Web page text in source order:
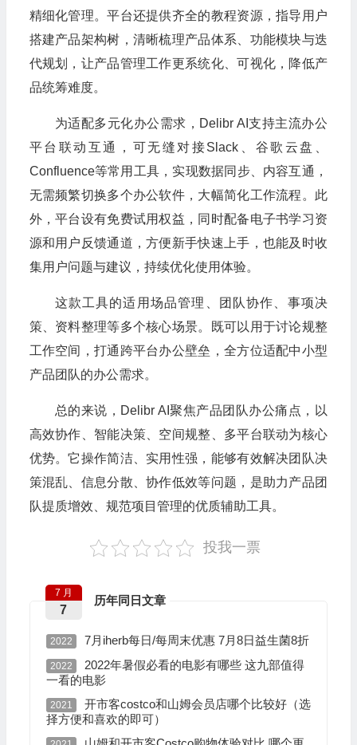
精细化管理。平台还提供齐全的教程资源，指导用户
搭建产品架构树，清晰梳理产品体系、功能模块与迭
代规划，让产品管理工作更系统化、可视化，降低产
品统筹难度。
为适配多元化办公需求，Delibr AI支持主流办公
平台联动互通，可无缝对接Slack、谷歌云盘、
Confluence等常用工具，实现数据同步、内容互通，
无需频繁切换多个办公软件，大幅简化工作流程。此
外，平台设有免费试用权益，同时配备电子书学习资
源和用户反馈通道，方便新手快速上手，也能及时收
集用户问题与建议，持续优化使用体验。
这款工具的适用场品管理、团队协作、事项决
策、资料整理等多个核心场景。既可以用于讨论规整
工作空间，打通跨平台办公壁垒，全方位适配中小型
产品团队的办公需求。
总的来说，Delibr AI聚焦产品团队办公痛点，以
高效协作、智能决策、空间规整、多平台联动为核心
优势。它操作简洁、实用性强，能够有效解决团队决
策混乱、信息分散、协作低效等问题，是助力产品团
队提质增效、规范项目管理的优质辅助工具。
投我一票
历年同日文章
7 月
7
2022 7月iherb每日/每周末优惠 7月8日益生菌8折
2022
2022年暑假必看的电影有哪些 这九部值得
一看的电影
2021
开市客costco和山姆会员店哪个比较好（选
择方便和喜欢的即可）